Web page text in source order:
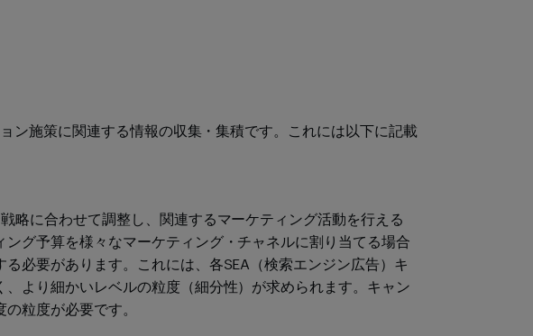
ン施策に関連する情報の収集・集積です。これには以下に記載
略に合わせて調整し、関連するマーケティング活動を行える
グ予算を様々なマーケティング・チャネルに割り当てる場合
必要があります。これには、各SEA（検索エンジン広告）キ
より細かいレベルの粒度（細分性）が求められます。キャン
粒度が必要です。